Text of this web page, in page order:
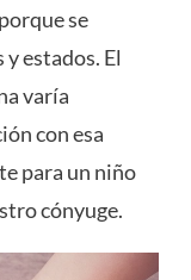
se
estados. El
varía
con esa
para un niño
cónyuge.